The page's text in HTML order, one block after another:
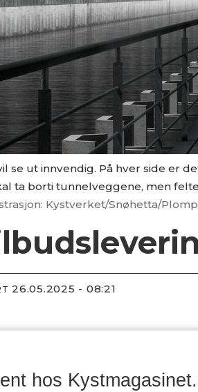
se ut innvendig. På hver side er
ta borti tunnelveggene, men
Kystverket/Snøhetta/Plomp
26.05.2025 - 08:21
hos